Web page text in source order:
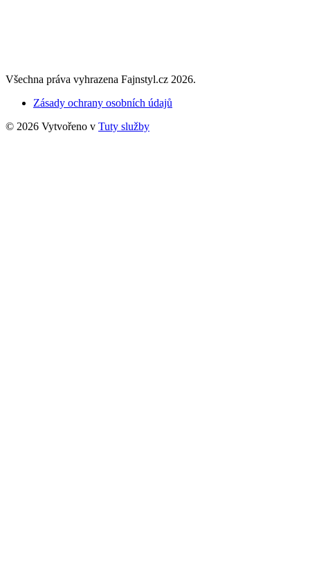
Všechna práva vyhrazena Fajnstyl.cz 2026.
Zásady ochrany osobních údajů
© 2026 Vytvořeno v Tuty služby